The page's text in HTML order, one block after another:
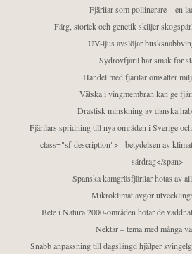
Fjärilar som pollinerare – en
Färg, storlek och genetik skiljer
UV-ljus avslöjar
Sydrovfjäril har smak för
Handel med fjärilar omsätter
Vätska i vingmembran kan ge
Drastisk minskning av danska
Fjärilars spridning till nya områden i Sverige
class="sf-description">– betydelsen av
särdrag</span>
Spanska kamgräsfjärilar hotas av
Mikroklimat avgör
Bete i Natura 2000-områden hotar de
Nektar – tema med många
Snabb anpassning till dagslängd hjälper